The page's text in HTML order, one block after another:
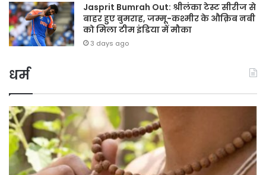
Jasprit Bumrah Out: श्रीलंका टेस्ट सीरीज से
बाहर हुए बुमराह, जम्मू-कश्मीर के औक़िब नबी
को मिला टीम इंडिया में मौका
3 days ago
धर्म